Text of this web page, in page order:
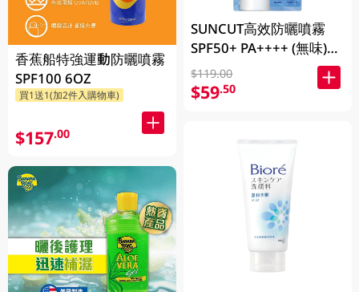
香蕉船特強運動防曬噴霧
SPF100 6OZ
買1送1(加2件入購物車)
$157.00
SUNCUT高效防曬噴霧
SPF50+ PA++++ (無味)
(90g)
$119.00
$59.50